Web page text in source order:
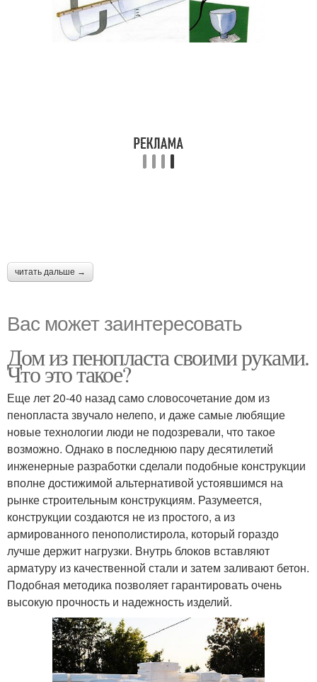
читать дальше →
Вас может заинтересовать
Дом из пенопласта своими руками.
Что это такое?
Еще лет 20-40 назад само словосочетание дом из
пенопласта звучало нелепо, и даже самые любящие
новые технологии люди не подозревали, что такое
возможно. Однако в последнюю пару десятилетий
инженерные разработки сделали подобные конструкции
вполне достижимой альтернативой устоявшимся на
рынке строительным конструкциям. Разумеется,
конструкции создаются не из простого, а из
армированного пенополистирола, который гораздо
лучше держит нагрузки. Внутрь блоков вставляют
арматуру из качественной стали и затем заливают бетон.
Подобная методика позволяет гарантировать очень
высокую прочность и надежность изделий.